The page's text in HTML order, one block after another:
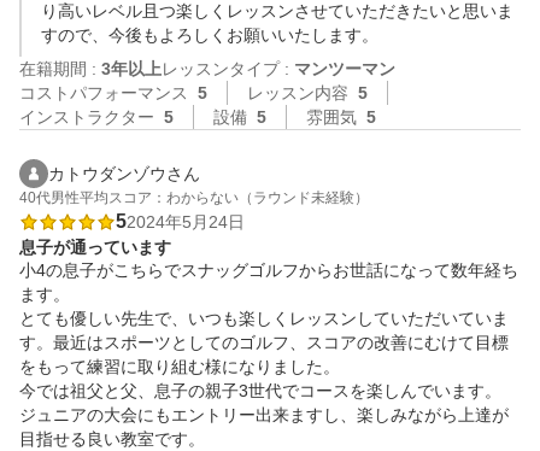
り高いレベル且つ楽しくレッスンさせていただきたいと思いま
すので、今後もよろしくお願いいたします。
在籍期間 : 3年以上レッスンタイプ : マンツーマン
コストパフォーマンス
5 レッスン内容 5
インストラクター 5 設備 5 雰囲気 5
カトウダンゾウさん
40代男性平均スコア：わからない（ラウンド未経験）
52024年5月24日
息子が通っています
小4の息子がこちらでスナッグゴルフからお世話になって数年経ち
ます。
とても優しい先生で、いつも楽しくレッスンしていただいていま
す。最近はスポーツとしてのゴルフ、スコアの改善にむけて目標
をもって練習に取り組む様になりました。
今では祖父と父、息子の親子3世代でコースを楽しんでいます。
ジュニアの大会にもエントリー出来ますし、楽しみながら上達が
目指せる良い教室です。